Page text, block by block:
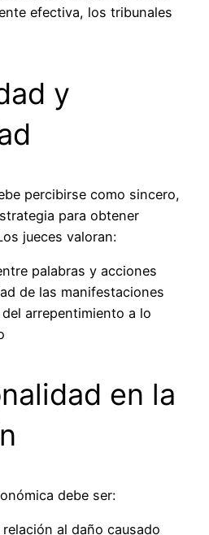
efectiva, los tribunales
y
percibirse como sincero,
para obtener
jueces valoran:
palabras y acciones
de las manifestaciones
arrepentimiento a lo
en la
debe ser:
al daño causado